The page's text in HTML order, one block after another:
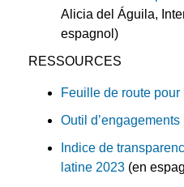
Alicia del Águila,
espagnol)
RESSOURCES
Feuille de route pour
Outil
Indice de
latine 2023 (en